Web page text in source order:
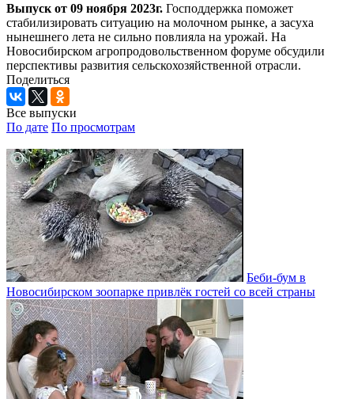
Выпуск от 09 ноября 2023г. Господдержка поможет
стабилизировать ситуацию на молочном рынке, а засуха
нынешнего лета не сильно повлияла на урожай. На
Новосибирском агропродовольственном форуме обсудили
перспективы развития сельскохозяйственной отрасли.
Поделиться
Все выпуски
По дате По просмотрам
Беби-бум в
Новосибирском зоопарке привлёк гостей со всей страны